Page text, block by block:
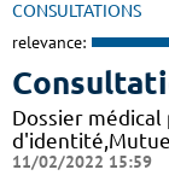
CONSULTATIONS
relevance:
Dossier
11/02/2022 15:59